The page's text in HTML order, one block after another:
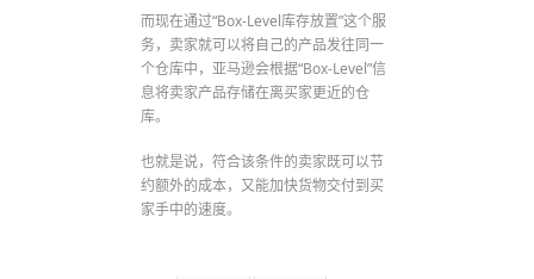
而现在通过“Box-Level库存放置”这个服
务，卖家就可以将自己的产品发往同一
个仓库中，亚马逊会根据“Box-Level”信
息将卖家产品存储在离买家更近的仓
库。
也就是说，符合该条件的卖家既可以节
约额外的成本，又能加快货物交付到买
家手中的速度。